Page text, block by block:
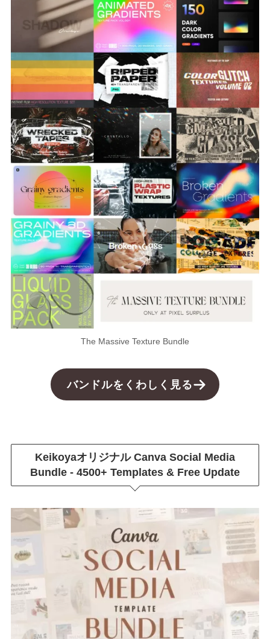
The Massive Texture Bundle
バンドルをくわしく見る
Keikoyaオリジナル Canva Social Media
Bundle - 4500+ Templates & Free Update